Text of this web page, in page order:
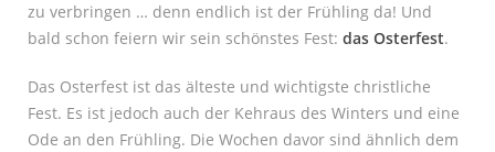
zu verbringen … denn endlich ist der Frühling da! Und
bald schon feiern wir sein schönstes Fest: das Osterfest.
Das Osterfest ist das älteste und wichtigste christliche
Fest. Es ist jedoch auch der Kehraus des Winters und eine
Ode an den Frühling. Die Wochen davor sind ähnlich dem